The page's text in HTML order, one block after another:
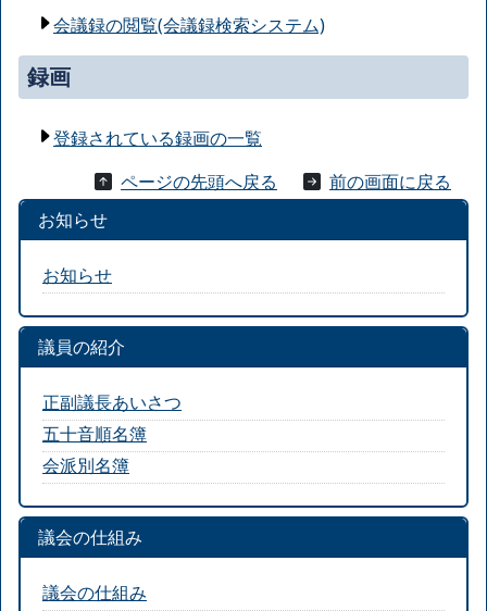
会議録の閲覧(会議録検索システム)
録画
登録されている録画の一覧
ページの先頭へ戻る
前の画面に戻る
お知らせ
お知らせ
議員の紹介
正副議長あいさつ
五十音順名簿
会派別名簿
議会の仕組み
議会の仕組み